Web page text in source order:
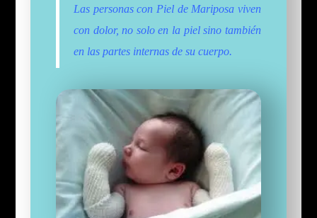
Las personas con Piel de Mariposa viven
con dolor, no solo en la piel sino también
en las partes internas de su cuerpo.